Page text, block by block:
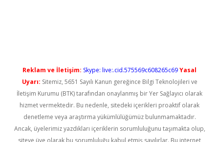
Reklam ve İletişim: Skype: live:.cid.575569c608265c69Yasal
Uyarı: Sitemiz, 5651 Sayılı Kanun gereğince Bilgi Teknolojileri ve
İletişim Kurumu (BTK) tarafından onaylanmış bir Yer Sağlayıcı olarak
hizmet vermektedir. Bu nedenle, sitedeki içerikleri proaktif olarak
denetleme veya araştırma yükümlülüğümüz bulunmamaktadır.
Ancak, üyelerimiz yazdıkları içeriklerin sorumluluğunu taşımakta olup,
siteye üye olarak bu sorumluluğu kabul etmiş sayılırlar. Bu internet